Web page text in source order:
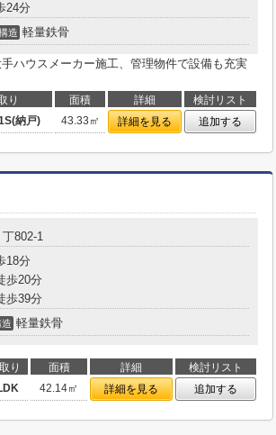
24分
造 軽量鉄骨
ハウスメーカー施工、管理物件で設備も充実
り 面積 詳細
検討リスト
納戸) 43.33㎡ 詳細を見る 追加する
丁802-1
18分
歩20分
歩39分
軽量鉄骨
り 面積 詳細
検討リスト
42.14㎡ 詳細を見る 追加する